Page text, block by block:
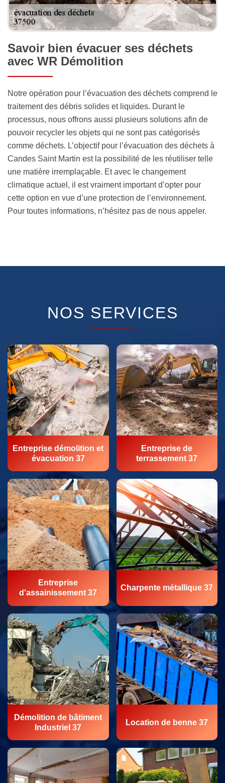
Savoir bien évacuer ses déchets
avec WR Démolition
Notre opération pour l’évacuation des déchets comprend le
traitement des débris solides et liquides. Durant le
processus, nous offrons aussi plusieurs solutions afin de
pouvoir recycler les objets qui ne sont pas catégorisés
comme déchets. L’objectif pour l’évacuation des déchets à
Candes Saint Martin est la possibilité de les réutiliser telle
une matière irremplaçable. Et avec le changement
climatique actuel, il est vraiment important d’opter pour
cette option en vue d’une protection de l’environnement.
Pour toutes informations, n’hésitez pas de nous appeler.
NOS SERVICES
Entreprise démolition et
évacuation 37
Entreprise de
terrassement 37
Entreprise
d'assainissement 37
Charpente métallique 37
Démolition de bâtiment
Industriel 37
Location de benne 37